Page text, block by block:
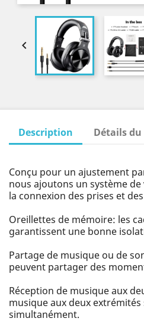

Description Détails
Conçu pour un ajustement
nous ajoutons un système
la connexion des prises et
Oreillettes de mémoire: les
garantissent une bonne
Partage de musique ou de
peuvent partager des
Réception de musique aux
musique aux deux
simultanément.